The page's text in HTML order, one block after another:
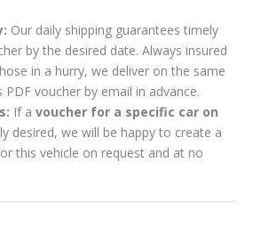
Our daily shipping guarantees timely
by the desired date. Always insured
in a hurry, we deliver on the same
PDF voucher by email in advance.
If a voucher for a specific car on
desired, we will be happy to create a
this vehicle on request and at no